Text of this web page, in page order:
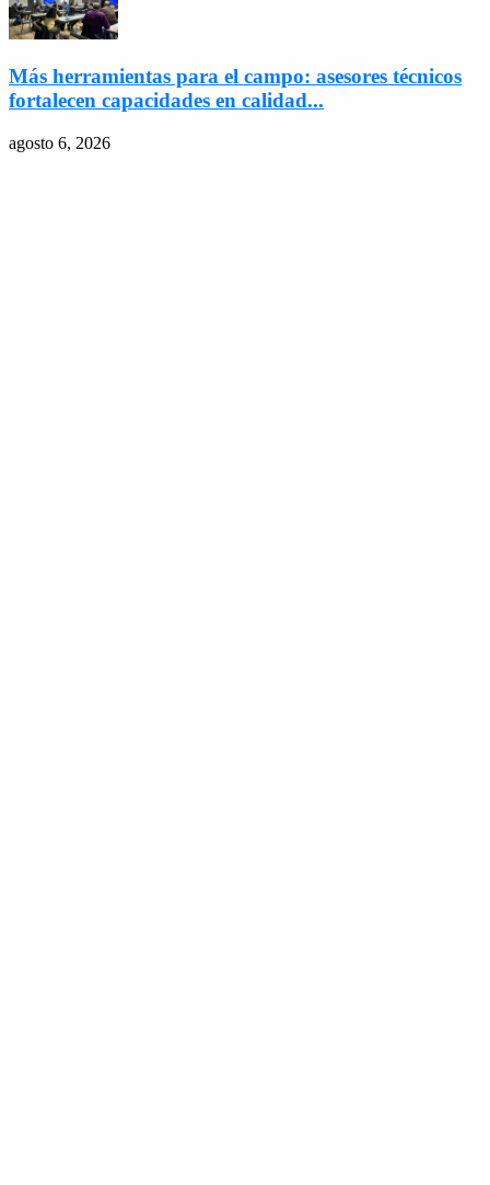
Más herramientas para el campo: asesores técnicos
fortalecen capacidades en calidad...
agosto 6, 2026